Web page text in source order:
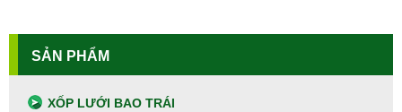
SẢN PHẨM
XỐP LƯỚI BAO TRÁI